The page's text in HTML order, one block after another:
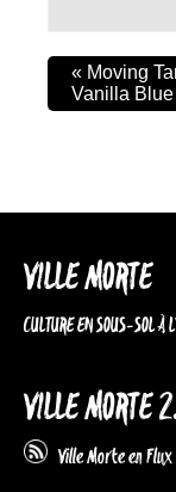
« Moving
Vanilla Blue
VILLE MORTE
CULTURE EN SOUS-SOL À
VILLE MORTE
Ville Morte en Flux